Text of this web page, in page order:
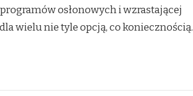
osłonowych i wzrastającej
wielu nie tyle opcją, co koniecznością.